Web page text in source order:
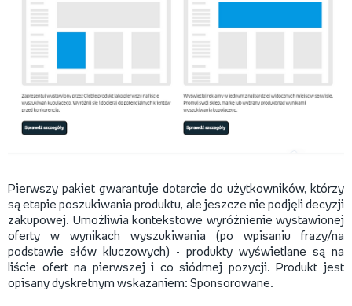
Pierwszy pakiet gwarantuje dotarcie do użytkowników, którzy
są etapie poszukiwania produktu, ale jeszcze nie podjęli decyzji
zakupowej. Umożliwia kontekstowe wyróżnienie wystawionej
oferty w wynikach wyszukiwania (po wpisaniu frazy/na
podstawie słów kluczowych) - produkty wyświetlane są na
liście ofert na pierwszej i co siódmej pozycji. Produkt jest
opisany dyskretnym wskazaniem: Sponsorowane.